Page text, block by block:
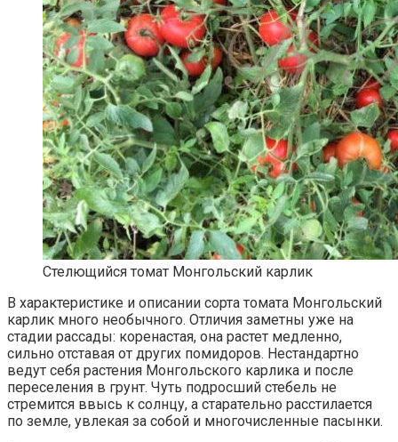
Стелющийся томат Монгольский карлик
В характеристике и описании сорта томата Монгольский
карлик много необычного. Отличия заметны уже на
стадии рассады: коренастая, она растет медленно,
сильно отставая от других помидоров. Нестандартно
ведут себя растения Монгольского карлика и после
переселения в грунт. Чуть подросший стебель не
стремится ввысь к солнцу, а старательно расстилается
по земле, увлекая за собой и многочисленные пасынки.